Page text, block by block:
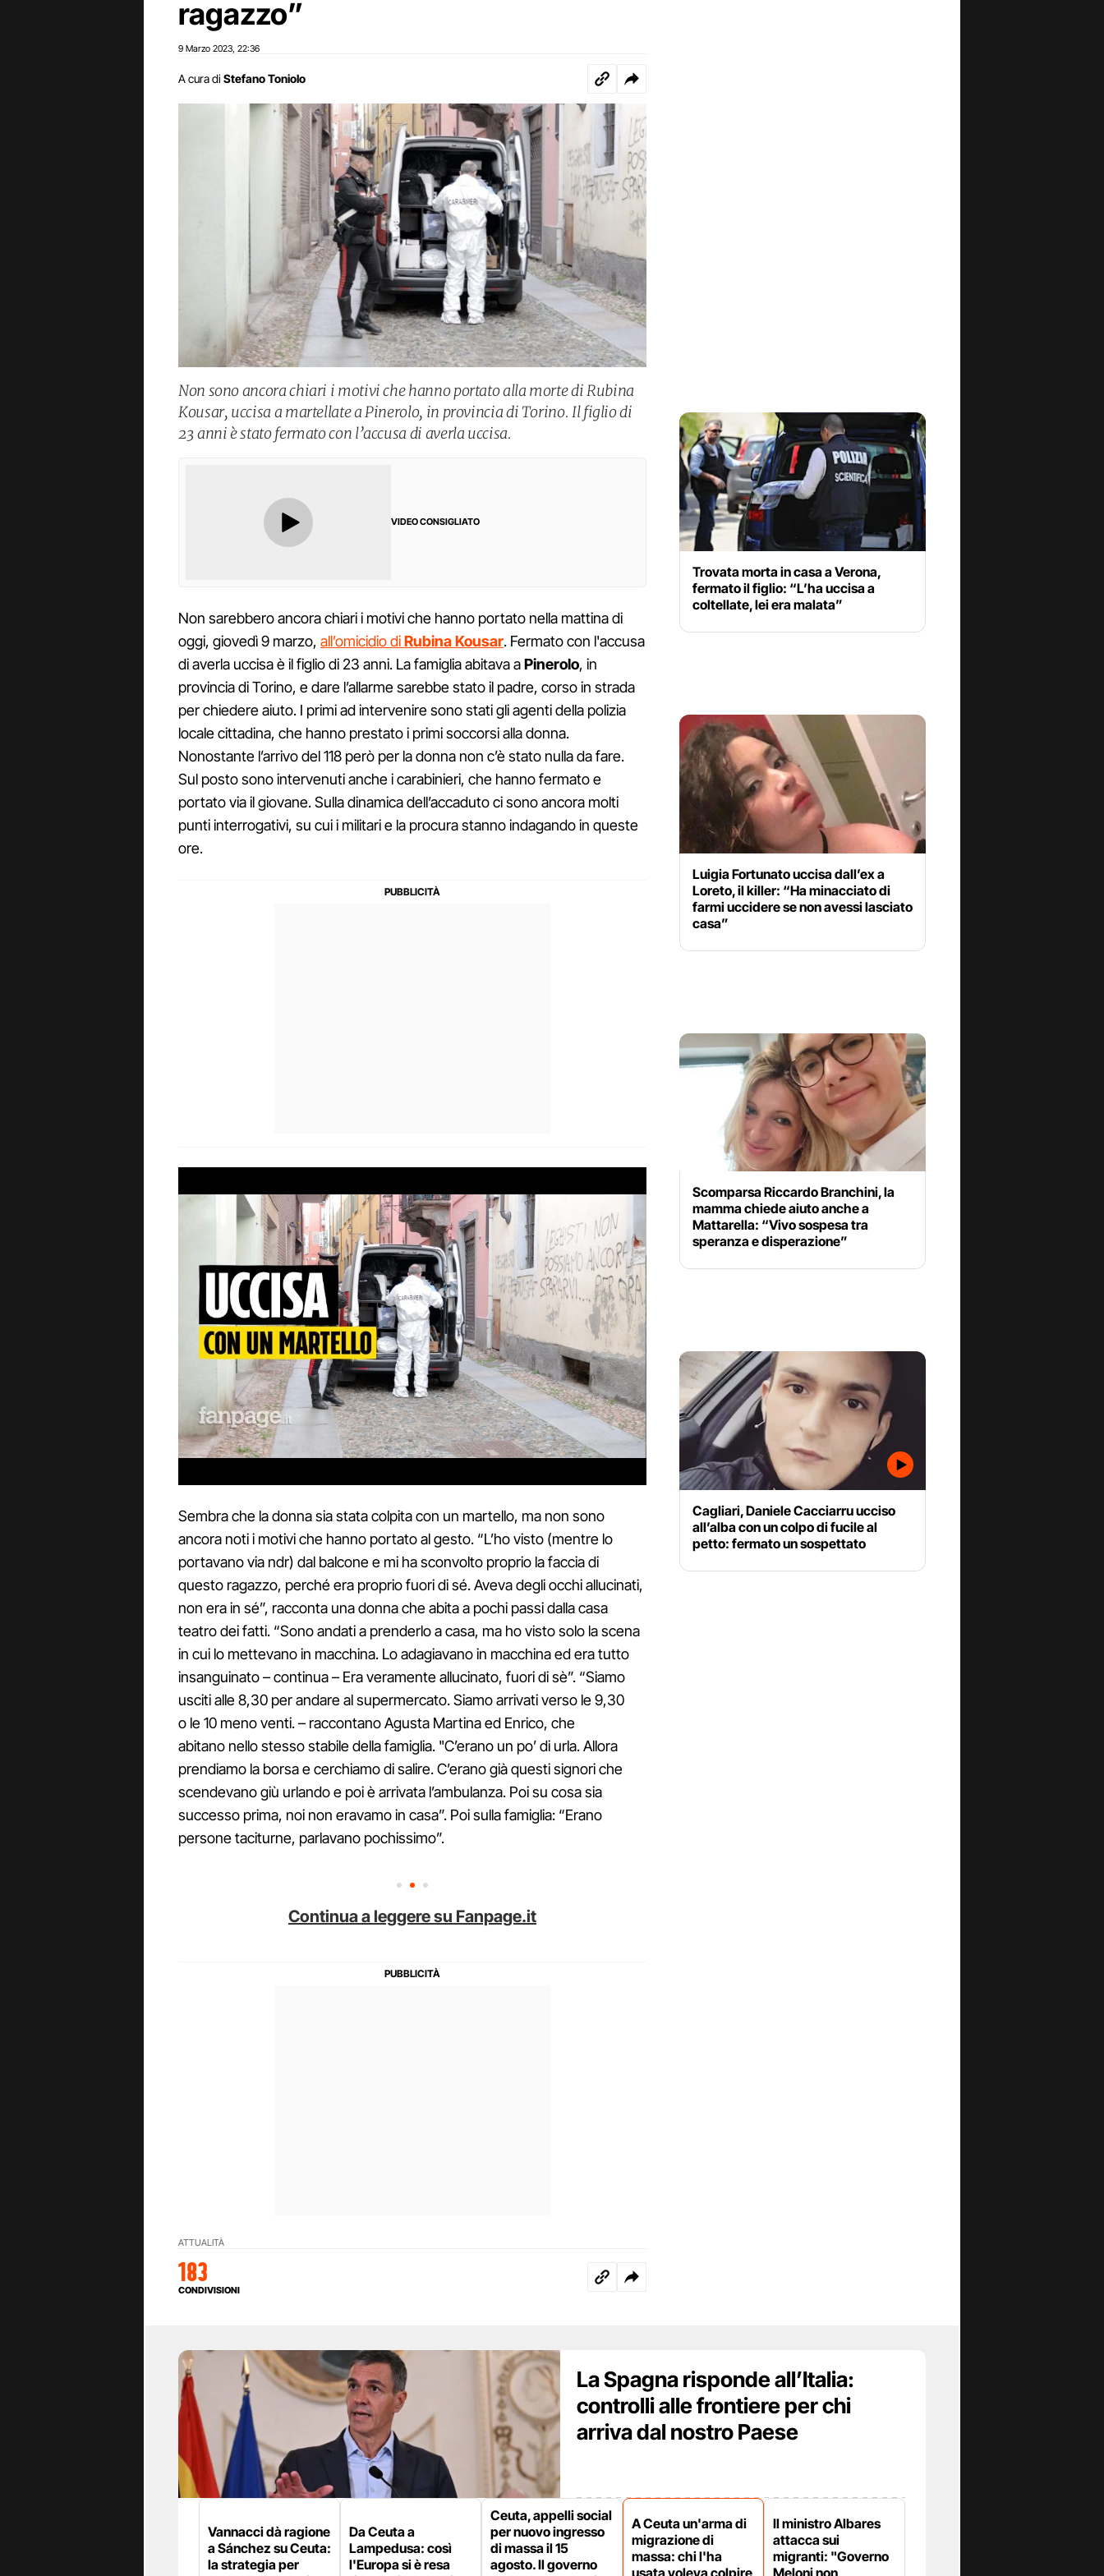
ragazzo”
9 Marzo 2023 22:36
A cura di Stefano Toniolo
Non sono ancora chiari i motivi che hanno portato alla morte di Rubina
Kousar, uccisa a martellate a Pinerolo, in provincia di Torino. Il figlio di
23 anni è stato fermato con l’accusa di averla uccisa.
VIDEO CONSIGLIATO
Non sarebbero ancora chiari i motivi che hanno portato nella mattina di
oggi, giovedì 9 marzo, all’omicidio diRubina Kousar. Fermato con l'accusa
di averla uccisa è il figlio di 23 anni. La famiglia abitava aPinerolo, in
provincia di Torino, e dare l’allarme sarebbe stato il padre, corso in strada
per chiedere aiuto. I primi ad intervenire sono stati gli agenti della polizia
locale cittadina, che hanno prestato i primi soccorsi alla donna.
Nonostante l’arrivo del 118 però per la donna non c’è stato nulla da fare.
Sul posto sono intervenuti anche i carabinieri, che hanno fermato e
portato via il giovane. Sulla dinamica dell’accaduto ci sono ancora molti
punti interrogativi, su cui i militari e la procura stanno indagando in queste
ore.
Sembra che la donna sia stata colpita con un martello, ma non sono
ancora noti i motivi che hanno portato al gesto. “L’ho visto (mentre lo
portavano via ndr) dal balcone e mi ha sconvolto proprio la faccia di
questo ragazzo, perché era proprio fuori di sé. Aveva degli occhi allucinati,
non era in sé”, racconta una donna che abita a pochi passi dalla casa
teatro dei fatti. “Sono andati a prenderlo a casa, ma ho visto solo la scena
in cui lo mettevano in macchina. Lo adagiavano in macchina ed era tutto
insanguinato – continua – Era veramente allucinato, fuori di sè”. “Siamo
usciti alle 8,30 per andare al supermercato. Siamo arrivati verso le 9,30
o le 10 meno venti. – raccontano Agusta Martina ed Enrico, che
abitano nello stesso stabile della famiglia. "C’erano un po’ di urla. Allora
prendiamo la borsa e cerchiamo di salire. C’erano già questi signori che
scendevano giù urlando e poi è arrivata l’ambulanza. Poi su cosa sia
successo prima, noi non eravamo in casa”. Poi sulla famiglia: “Erano
persone taciturne, parlavano pochissimo”.
Continua a leggere su Fanpage.it
ATTUALITÀ
183
CONDIVISIONI
Trovata morta in casa a Verona,
fermato il figlio: “L’ha uccisa a
coltellate, lei era malata”
Luigia Fortunato uccisa dall’ex a
Loreto, il killer: “Ha minacciato di
farmi uccidere se non avessi lasciato
casa”
Scomparsa Riccardo Branchini, la
mamma chiede aiuto anche a
Mattarella: “Vivo sospesa tra
speranza e disperazione”
Cagliari, Daniele Cacciarru ucciso
all’alba con un colpo di fucile al
petto: fermato un sospettato
La Spagna risponde all’Italia:
controlli alle frontiere per chi
arriva dal nostro Paese
Vannacci dà ragione
a Sánchez su Ceuta:
la strategia per
Da Ceuta a
Lampedusa: così
l'Europa si è resa
Ceuta, appelli social
per nuovo ingresso
di massa il 15
agosto. Il governo
A Ceuta un'arma di
migrazione di
massa: chi l'ha
usata voleva colpire
Il ministro Albares
attacca sui
migranti: "Governo
Meloni non